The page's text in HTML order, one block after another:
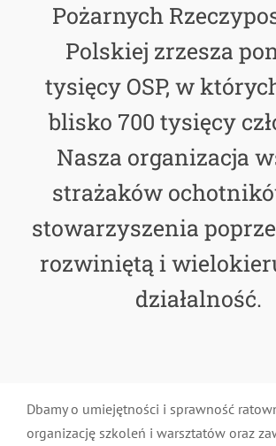
Dokumenty
Symbole
Dzieci i młodzież
MDP i DDP
OTWP
PNWM
Kultura
Orkiestry
Floriany
Kontakt
System OSP
Poradnik
Pożarnych
Polskiej zrzesza
tysięcy OSP, w
blisko 700 tysięcy
Nasza organizacja
strażaków
stowarzyszenia
rozwiniętą i
działalność.
Dbamy o umiejętności i sprawność
organizację szkoleń i warsztatów oraz